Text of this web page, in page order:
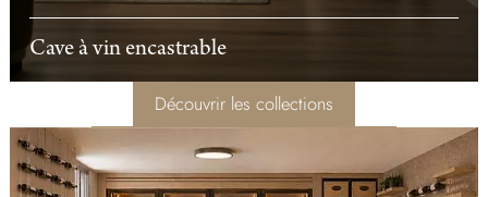
Cave à vin encastrable
Découvrir les collections